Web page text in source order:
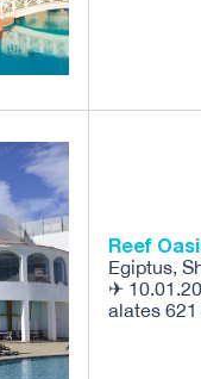
Reef
Egiptus,
✈
alates 621